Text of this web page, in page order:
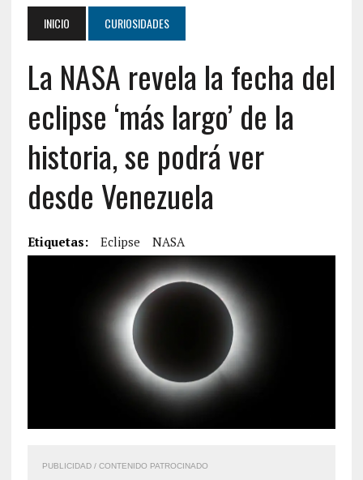
INICIO CURIOSIDADES
La NASA revela la fecha del
eclipse ‘más largo’ de la
historia, se podrá ver
desde Venezuela
Etiquetas: Eclipse NASA
PUBLICIDAD / CONTENIDO PATROCINADO